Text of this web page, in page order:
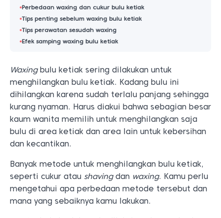
Perbedaan waxing dan cukur bulu ketiak
Tips penting sebelum waxing bulu ketiak
Tips perawatan sesudah waxing
Efek samping waxing bulu ketiak
Waxingbulu ketiak sering dilakukan untuk
menghilangkan bulu ketiak. Kadang bulu ini
dihilangkan karena sudah terlalu panjang sehingga
kurang nyaman. Harus diakui bahwa sebagian besar
kaum wanita memilih untuk menghilangkan saja
bulu di area ketiak dan area lain untuk kebersihan
dan kecantikan.
Banyak metode untuk menghilangkan bulu ketiak,
seperti cukur atau shavingdan waxing. Kamu perlu
mengetahui apa perbedaan metode tersebut dan
mana yang sebaiknya kamu lakukan.